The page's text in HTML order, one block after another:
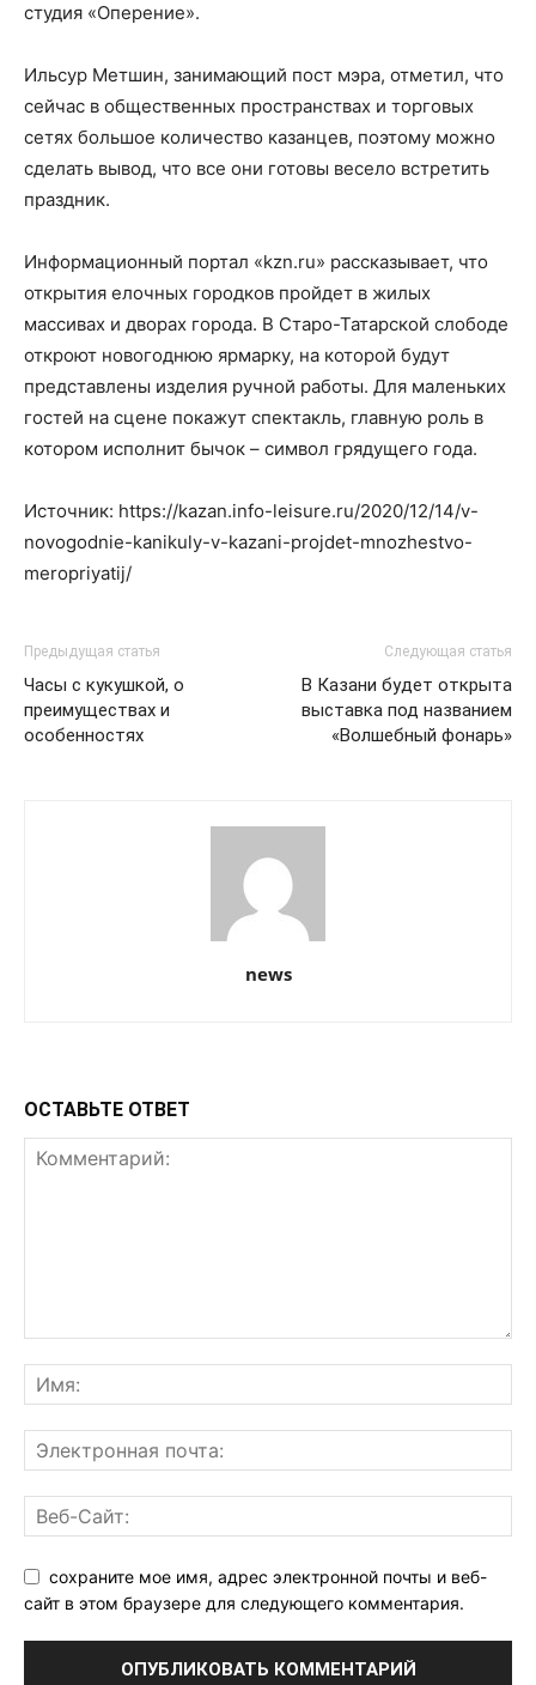
студия «Оперение».
Ильсур Метшин, занимающий пост мэра, отметил, что
сейчас в общественных пространствах и торговых
сетях большое количество казанцев, поэтому можно
сделать вывод, что все они готовы весело встретить
праздник.
Информационный портал «kzn.ru» рассказывает, что
открытия елочных городков пройдет в жилых
массивах и дворах города. В Старо-Татарской слободе
откроют новогоднюю ярмарку, на которой будут
представлены изделия ручной работы. Для маленьких
гостей на сцене покажут спектакль, главную роль в
котором исполнит бычок – символ грядущего года.
Источник: https://kazan.info-leisure.ru/2020/12/14/v-
novogodnie-kanikuly-v-kazani-projdet-mnozhestvo-
meropriyatij/
Предыдущая статья
Часы с кукушкой, о
преимуществах и
особенностях
Следующая статья
В Казани будет открыта
выставка под названием
«Волшебный фонарь»
news
ОСТАВЬТЕ ОТВЕТ
сохраните мое имя, адрес электронной почты и веб-
сайт в этом браузере для следующего комментария.